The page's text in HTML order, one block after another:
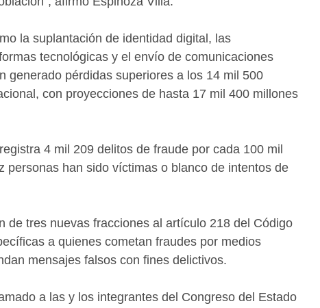
la suplantación de identidad digital, las
tecnológicas y el envío de comunicaciones
generado pérdidas superiores a los 14 mil 500
con proyecciones de hasta 17 mil 400 millones
4 mil 209 delitos de fraude por cada 100 mil
personas han sido víctimas o blanco de intentos de
de tres nuevas fracciones al artículo 218 del Código
a quienes cometan fraudes por medios
mensajes falsos con fines delictivos.
a las y los integrantes del Congreso del Estado